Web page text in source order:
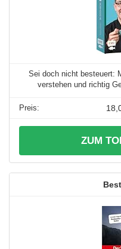
Sei doch nicht besteuert:
verstehen und richtig
ZUM